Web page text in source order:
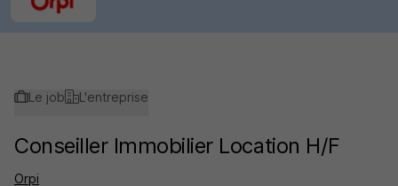
Le job L'entreprise
Conseiller Immobilier Location H/F
Orpi